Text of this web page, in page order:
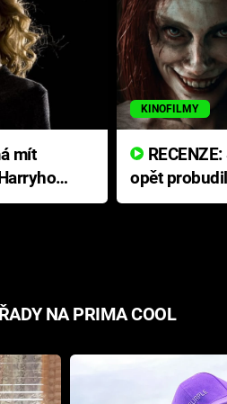
mít
KINOFILMY
opět
přichází s
NA PRIMA COOL